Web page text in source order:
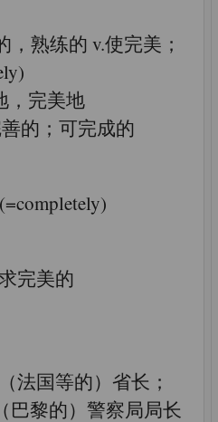
，熟练的 v.使完美；
，完美地
的；可完成的
完美的
法国等的）省长；
巴黎的）警察局局长